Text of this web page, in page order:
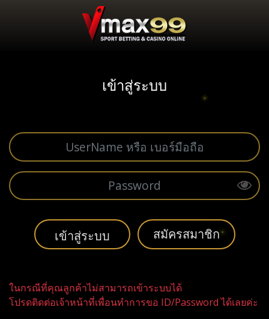
เข้าสู่ระบบ
เข้าสู่ระบบ สมัครสมาชิก
ในกรณีที่คุณลูกค้าไม่สามารถเข้าระบบได้
โปรดติดต่อเจ้าหน้าที่เพื่อนทำการขอ ID/Password ได้เลยค่ะ